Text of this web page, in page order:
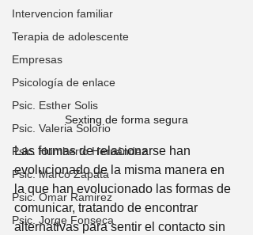
Intervencion familiar
Terapia de adolescente
Empresas
Psicología de enlace
Psic. Esther Solis
Psic. Valeria Solorio
Psic. Humberto Hernández
Psic. Marco Zapata
Psic. Omar Ramirez
Psic. Jorge Fonseca
Sexting de forma segura
Las formas de relacionarse han
evolucionado de la misma manera en
la que han evolucionado las formas de
comunicar, tratando de encontrar
alternativas para sentir el contacto sin